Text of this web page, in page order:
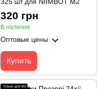
320 грн
В наличии
Оптовые цены
Купить
Тільки для M2